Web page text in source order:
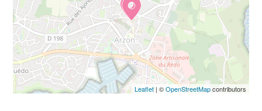
Leaflet| ©OpenStreetMapcontributors